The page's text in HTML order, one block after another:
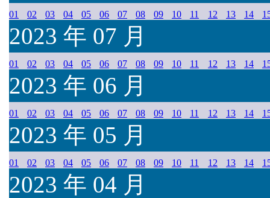
01 02 03 04 05 06 07 08 09 10 11 12 13 14
2023 年 07 月
01 02 03 04 05 06 07 08 09 10 11 12 13 14
2023 年 06 月
01 02 03 04 05 06 07 08 09 10 11 12 13 14
2023 年 05 月
01 02 03 04 05 06 07 08 09 10 11 12 13 14
2023 年 04 月